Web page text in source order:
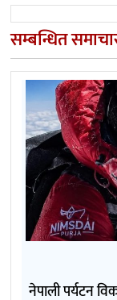
सम्बन्धित
नेपाली पर्यटन